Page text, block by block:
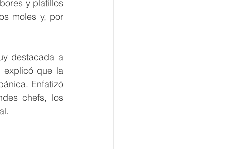
y platillos
moles y, por
destacada a
explicó que la
Enfatizó
chefs, los